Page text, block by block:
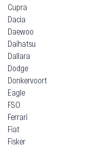
Cupra
Dacia
Daewoo
Daihatsu
Dallara
Dodge
Donkervoort
Eagle
FSO
Ferrari
Fiat
Fisker